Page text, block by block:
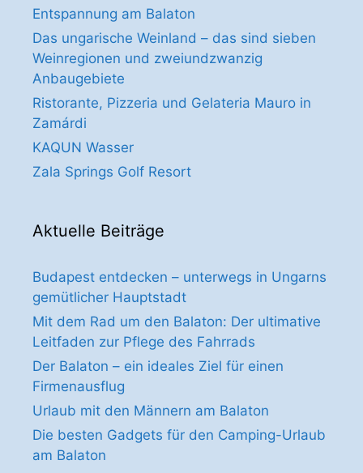
Entspannung am Balaton
Das ungarische Weinland – das sind sieben
Weinregionen und zweiundzwanzig
Anbaugebiete
Ristorante, Pizzeria und Gelateria Mauro in
Zamárdi
KAQUN Wasser
Zala Springs Golf Resort
Aktuelle Beiträge
Budapest entdecken – unterwegs in Ungarns
gemütlicher Hauptstadt
Mit dem Rad um den Balaton: Der ultimative
Leitfaden zur Pflege des Fahrrads
Der Balaton – ein ideales Ziel für einen
Firmenausflug
Urlaub mit den Männern am Balaton
Die besten Gadgets für den Camping-Urlaub
am Balaton